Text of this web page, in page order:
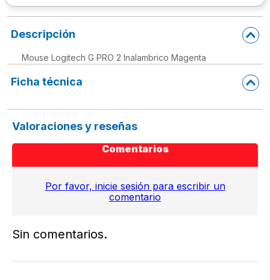
Descripción
Mouse Logitech G PRO 2 Inalambrico Magenta
Ficha técnica
Valoraciones y reseñas
Comentarios
Por favor, inicie sesión para escribir un
comentario
Sin comentarios.